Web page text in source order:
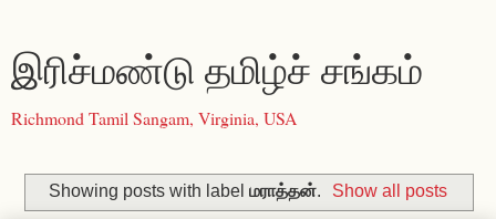
இரிச்மண்டு தமிழ்ச் சங்கம்
Richmond Tamil Sangam, Virginia, USA
Showing posts with label மராத்தன். Show all posts